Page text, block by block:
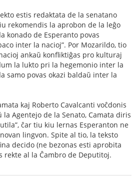
estis redaktata de la senatano
rekomendis la aprobon de la leĝo
konado de Esperanto povas
inter la nacioj”. Por Mozarildo, tio
ankaŭ konfliktiĝas pro kulturaj
la lukto pri la hegemonio inter la
samo povas okazi baldaŭ inter la
kaj Roberto Cavalcanti voĉdonis
Agentejo de la Senato, Camata diris
ĉar tiu kiu lernas Esperanton ne
lingvon. Spite al tio, la teksto
decido (ne bezonas esti aprobita
rekte al la Ĉambro de Deputitoj.